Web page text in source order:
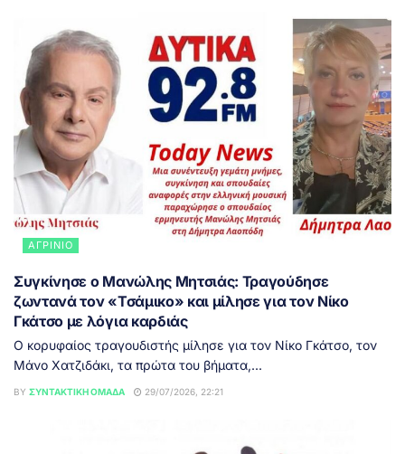
ΑΓΡΊΝΙΟ
Συγκίνησε ο Μανώλης Μητσιάς: Τραγούδησε
ζωντανά τον «Τσάμικο» και μίλησε για τον Νίκο
Γκάτσο με λόγια καρδιάς
Ο κορυφαίος τραγουδιστής μίλησε για τον Νίκο Γκάτσο, τον
Μάνο Χατζιδάκι, τα πρώτα του βήματα,...
BY ΣΥΝΤΑΚΤΙΚΉ ΟΜΆΔΑ 29/07/2026, 22:21